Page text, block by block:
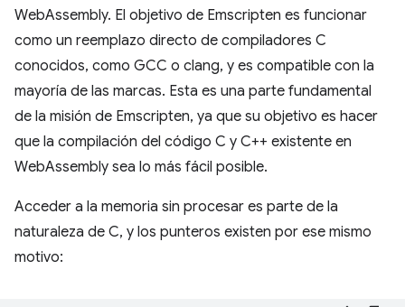
WebAssembly. El objetivo de Emscripten es funcionar
como un reemplazo directo de compiladores C
conocidos, como GCC o clang, y es compatible con la
mayoría de las marcas. Esta es una parte fundamental
de la misión de Emscripten, ya que su objetivo es hacer
que la compilación del código C y C++ existente en
WebAssembly sea lo más fácil posible.
Acceder a la memoria sin procesar es parte de la
naturaleza de C, y los punteros existen por ese mismo
motivo: